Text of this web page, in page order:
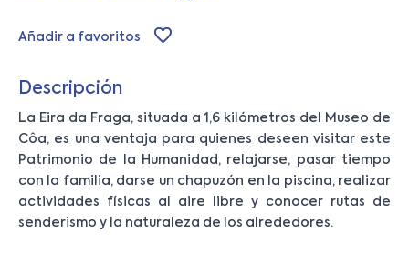
Añadir a favoritos
Descripción
La Eira da Fraga, situada a 1,6 kilómetros del Museo de
Côa, es una ventaja para quienes deseen visitar este
Patrimonio de la Humanidad, relajarse, pasar tiempo
con la familia, darse un chapuzón en la piscina, realizar
actividades físicas al aire libre y conocer rutas de
senderismo y la naturaleza de los alrededores.